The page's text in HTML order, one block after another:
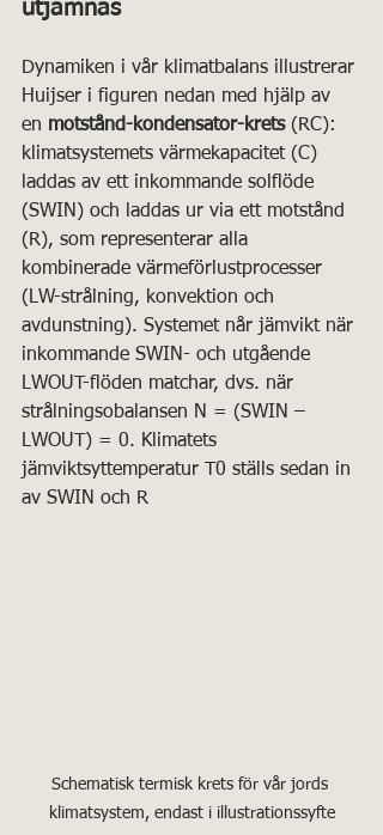
utjämnas
Dynamiken i vår klimatbalans illustrerar
Huijser i figuren nedan med hjälp av
en motstånd-kondensator-krets (RC):
klimatsystemets värmekapacitet (C)
laddas av ett inkommande solflöde
(SWIN) och laddas ur via ett motstånd
(R), som representerar alla
kombinerade värmeförlustprocesser
(LW-strålning, konvektion och
avdunstning). Systemet når jämvikt när
inkommande SWIN- och utgående
LWOUT-flöden matchar, dvs. när
strålningsobalansen N = (SWIN –
LWOUT) = 0. Klimatets
jämviktsyttemperatur T0 ställs sedan in
av SWIN och R
Schematisk termisk krets för vår jords
klimatsystem, endast i illustrationssyfte